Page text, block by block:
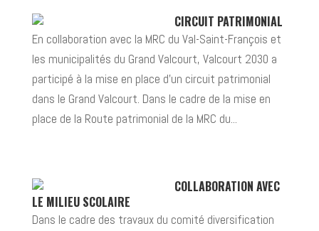
CIRCUIT PATRIMONIAL
En collaboration avec la MRC du Val-Saint-François et
les municipalités du Grand Valcourt, Valcourt 2030 a
participé à la mise en place d’un circuit patrimonial
dans le Grand Valcourt. Dans le cadre de la mise en
place de la Route patrimonial de la MRC du...
COLLABORATION AVEC
LE MILIEU SCOLAIRE
Dans le cadre des travaux du comité diversification